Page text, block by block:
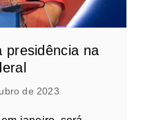
presidência na
de 2023